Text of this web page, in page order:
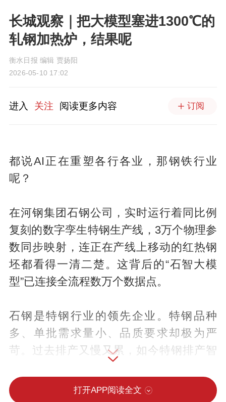
长城观察｜把大模型塞进1300℃的
轧钢加热炉，结果呢
衡水日报 编辑 贾扬阳
2026-05-10 17:02
进入 关注 阅读更多内容 订阅
都说AI正在重塑各行各业，那钢铁行业
呢？
在河钢集团石钢公司，实时运行着同比例
复刻的数字孪生特钢生产线，3万个物理参
数同步映射，连正在产线上移动的红热钢
坯都看得一清二楚。这背后的“石智大模
型”已连接全流程数万个数据点。
石钢是特钢行业的领先企业。特钢品种
多、单批需求量小、品质要求却极为严
苛。过去排产又慢又累，如今特钢排产智
钟以内。
打开APP阅读全文